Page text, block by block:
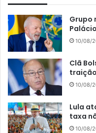
Grupo
10/08/
Clã
10/08/
Lula
taxa
10/08/